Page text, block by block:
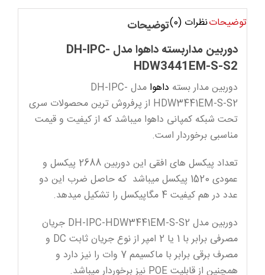
S2
عددتوضیحاتنظرات (0) توضیحات
دوربین مداربسته داهوا مدل DH-IPC-
HDW3441EM-S-S2
دوربین مدار بسته داهوا
مدل DH-IPC-
HDW3441EM-S-S2 از پرفروش ترین محصولات سری
تحت شبکه کمپانی داهوا میباشد که از کیفیت و قیمت
مناسبی برخوردار است.
تعداد پیکسل های افقی این دوربین 2688 پیکسل و
عمودی 1520 پیکسل میباشد که حاصل ضرب این دو
عدد در هم کیفیت 4 مگاپیکسل را تشکیل میدهد.
دوربین مدل DH-IPC-HDW3441EM-S-S2 جریان
مصرفی برابر با 1 یا 2 امپر از نوع جریان ثابت DC و
مصرف برقی برابر با ماکسیمم 7 وات را نیز دارد و
همچنین از قابلیت POE نیز برخوردار میباشد.